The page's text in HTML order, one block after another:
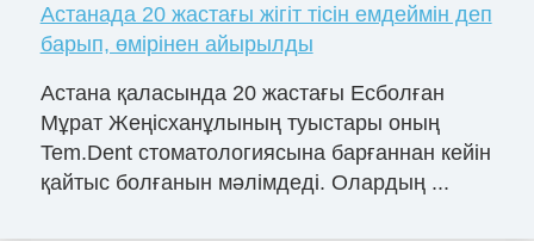
Астанада 20 жастағы жігіт тісін емдеймін деп
барып, өмірінен айырылды
Астана қаласында 20 жастағы Есболған
Мұрат Жеңісханұлының туыстары оның
Tem.Dent стоматологиясына барғаннан кейін
қайтыс болғанын мәлімдеді. Олардың ...